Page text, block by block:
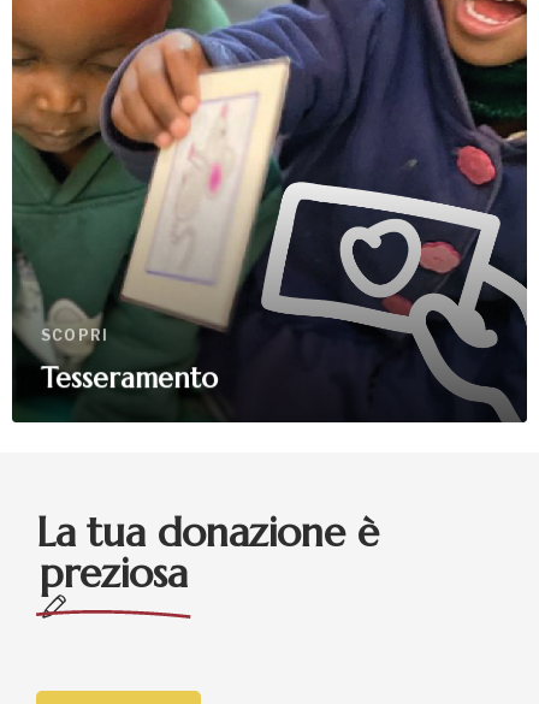
SCOPRI
Tesseramento
La tua donazione è
preziosa